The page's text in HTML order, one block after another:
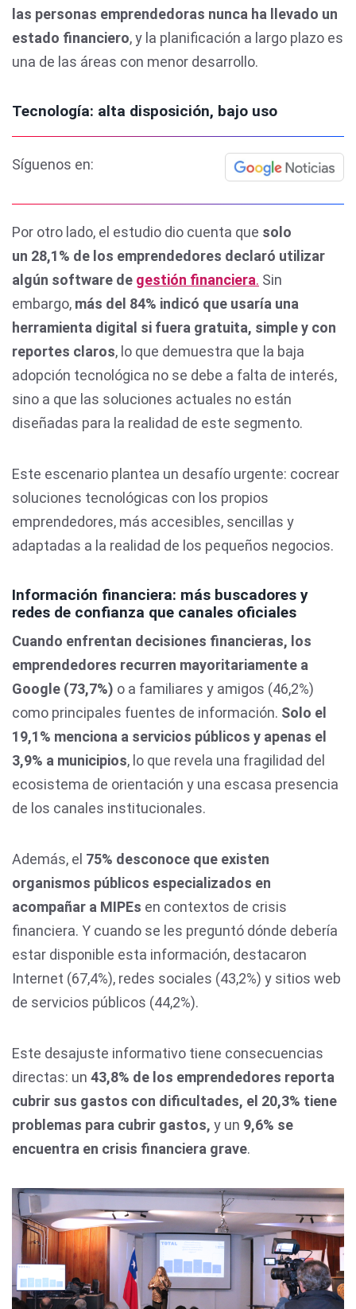
las personas emprendedoras nunca ha llevado un
estado financiero, y la planificación a largo plazo es
una de las áreas con menor desarrollo.
Tecnología: alta disposición, bajo uso
Síguenos en:
Por otro lado, el estudio dio cuenta que solo
un 28,1% de los emprendedores declaró utilizar
algún software de gestión financiera. Sin
embargo, más del 84% indicó que usaría una
herramienta digital si fuera gratuita, simple y con
reportes claros, lo que demuestra que la baja
adopción tecnológica no se debe a falta de interés,
sino a que las soluciones actuales no están
diseñadas para la realidad de este segmento.
Este escenario plantea un desafío urgente: cocrear
soluciones tecnológicas con los propios
emprendedores, más accesibles, sencillas y
adaptadas a la realidad de los pequeños negocios.
Información financiera: más buscadores y
redes de confianza que canales oficiales
Cuando enfrentan decisiones financieras, los
emprendedores recurren mayoritariamente a
Google (73,7%) o a familiares y amigos (46,2%)
como principales fuentes de información. Solo el
19,1% menciona a servicios públicos y apenas el
3,9% a municipios, lo que revela una fragilidad del
ecosistema de orientación y una escasa presencia
de los canales institucionales.
Además, el 75% desconoce que existen
organismos públicos especializados en
acompañar a MIPEs en contextos de crisis
financiera. Y cuando se les preguntó dónde debería
estar disponible esta información, destacaron
Internet (67,4%), redes sociales (43,2%) y sitios web
de servicios públicos (44,2%).
Este desajuste informativo tiene consecuencias
directas: un 43,8% de los emprendedores reporta
cubrir sus gastos con dificultades, el 20,3% tiene
problemas para cubrir gastos, y un 9,6% se
encuentra en crisis financiera grave.